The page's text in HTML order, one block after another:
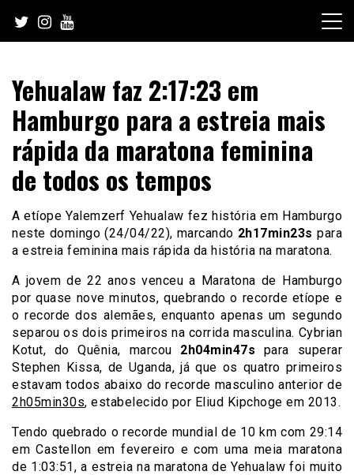
content
Yehualaw faz 2:17:23 em
Hamburgo para a estreia mais
rápida da maratona feminina
de todos os tempos
A etíope Yalemzerf Yehualaw fez história em Hamburgo
neste domingo (24/04/22), marcando 2h17min23s para
a estreia feminina mais rápida da história na maratona.
A jovem de 22 anos venceu a Maratona de Hamburgo
por quase nove minutos, quebrando o recorde etíope e
o recorde dos alemães, enquanto apenas um segundo
separou os dois primeiros na corrida masculina. Cybrian
Kotut, do Quênia, marcou 2h04min47s para superar
Stephen Kissa, de Uganda, já que os quatro primeiros
estavam todos abaixo do recorde masculino anterior de
2h05min30s, estabelecido por Eliud Kipchoge em 2013.
Tendo quebrado o recorde mundial de 10 km com 29:14
em Castellon em fevereiro e com uma meia maratona
de 1:03:51, a estreia na maratona de Yehualaw foi muito